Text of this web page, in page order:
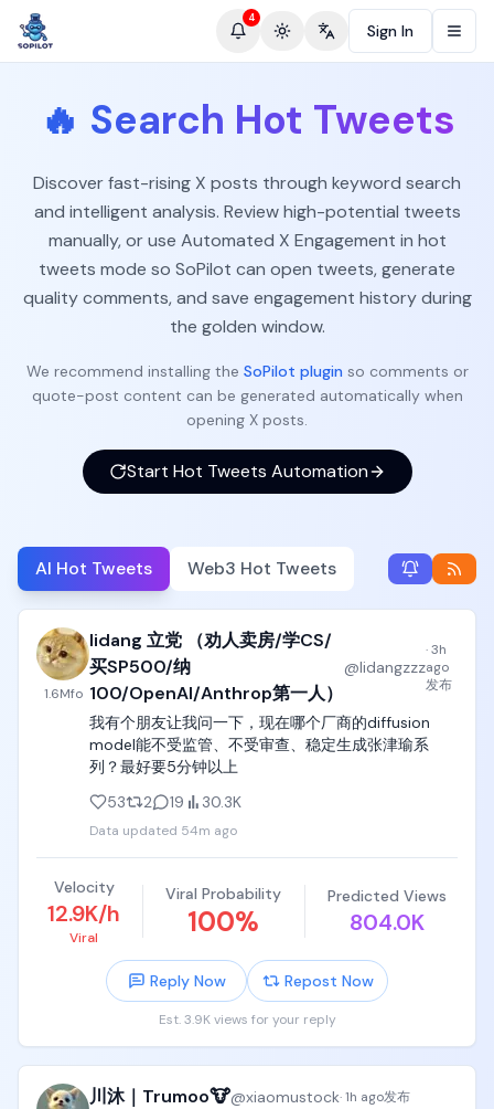
4
Toggle theme
Change language
Sign In
🔥 Search Hot Tweets
Discover fast-rising X posts through keyword search
and intelligent analysis. Review high-potential tweets
manually, or use Automated X Engagement in hot
tweets mode so SoPilot can open tweets, generate
quality comments, and save engagement history during
the golden window.
We recommend installing the SoPilot plugin so comments or
quote-post content can be generated automatically when
opening X posts.
Start Hot Tweets Automation
AI Hot Tweets Web3 Hot Tweets
1.6Mfo
lidang 立党 （劝人卖房/学CS/
买SP500/纳
100/OpenAI/Anthrop第一人）
@lidangzzz
·3h
ago
发布
我有个朋友让我问一下，现在哪个厂商的diffusion
model能不受监管、不受审查、稳定生成张津瑜系
列？最好要5分钟以上
53
2 19 30.3K
Data updated 54m ago
Velocity
12.9K/h
Viral
Viral Probability
100%
Predicted Views
804.0K
Reply Now Repost Now
Est. 3.9K views for your reply
川沐｜Trumoo🐮@xiaomustock·1h ago发布